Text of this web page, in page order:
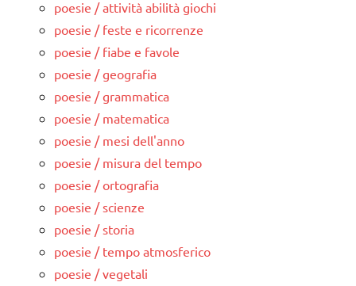
poesie / attività abilità giochi
poesie / feste e ricorrenze
poesie / fiabe e favole
poesie / geografia
poesie / grammatica
poesie / matematica
poesie / mesi dell'anno
poesie / misura del tempo
poesie / ortografia
poesie / scienze
poesie / storia
poesie / tempo atmosferico
poesie / vegetali